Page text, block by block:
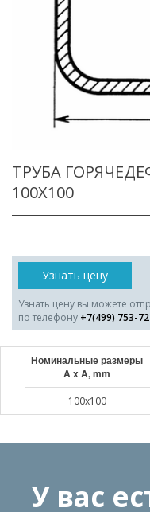
ТРУБА
100X100
Узнать цену
Узнать цену вы можете
по телефону +7(499) 753-
Номинальные размеры
A x A, mm
100x100
У вас